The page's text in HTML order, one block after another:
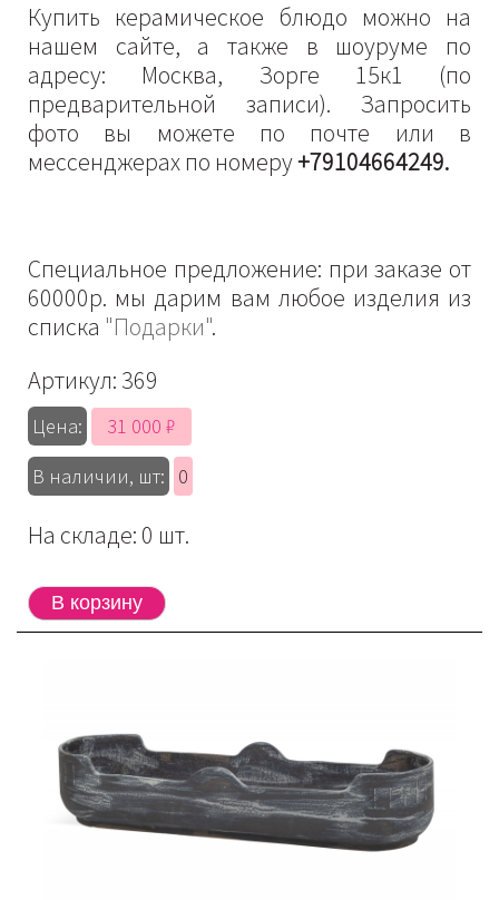
Купить керамическое блюдо можно на
нашем сайте, а также в шоуруме по
адресу: Москва, Зорге 15к1 (по
предварительной записи). Запросить
фото вы можете по почте или в
мессенджерах по номеру+79104664249.
Специальное предложение: при заказе от
60000р. мы дарим вам любое изделия из
списка "Подарки".
Артикул: 369
Цена:
31 000 ₽
В наличии, шт:
0
На складе: 0 шт.